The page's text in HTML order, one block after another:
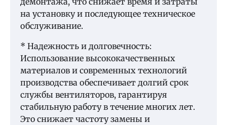
на установку и последующее техническое
обслуживание.
* Надежность и долговечность:
Использование высококачественных
материалов и современных технологий
производства обеспечивает долгий срок
службы вентиляторов, гарантируя
стабильную работу в течение многих лет.
Это снижает частоту замены и